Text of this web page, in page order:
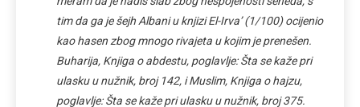
tim da ga je šejh Albani u knjizi El-Irva’ (1/100) ocijenio
kao hasen zbog mnogo rivajeta u kojim je prenešen.
Buharija, Knjiga o abdestu, poglavlje: Šta se kaže pri
ulasku u nužnik, broj 142, i Muslim, Knjiga o hajzu,
poglavlje: Šta se kaže pri ulasku u nužnik, broj 375.